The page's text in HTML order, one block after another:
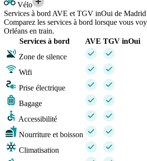
Vélo
Services à bord AVE et TGV inOui de Madrid
Comparez les services à bord lorsque vous
Orléans en train.
Services à bord
AVE TGV inOui
Zone de silence
Wifi
Prise électrique
Bagage
Accessibilité
Nourriture et boisson
Climatisation